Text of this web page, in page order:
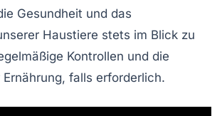
Gesundheit und das
Haustiere stets im Blick zu
Kontrollen und die
falls erforderlich.